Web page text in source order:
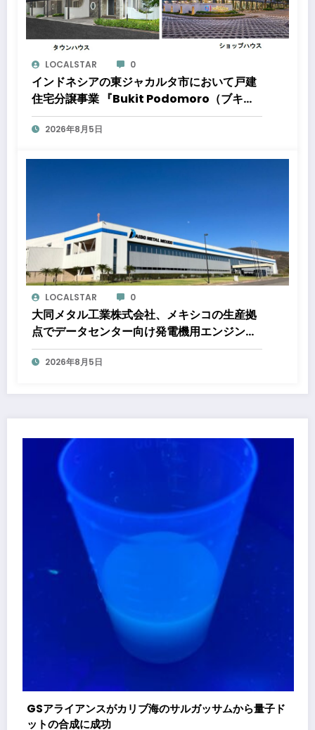
LOCALSTAR 0
インドネシアの東ジャカルタ市において戸建
住宅分譲事業 『Bukit Podomoro（ブキッ
ト ポドモロ）』に参画しますタウンハウスと
ショップハウスを合わせた総戸数432戸のプ
2026年8月5日
LOCALSTAR 0
大同メタル工業株式会社、メキシコの生産拠
点でデータセンター向け発電機用エンジン軸
受の生産能力増強投資を決定 ～北米顧客と
の生産コミットメント契約締結に基づく40億
2026年8月5日
GSアライアンスがカリブ海のサルガッサムから量子ド
ットの合成に成功
催